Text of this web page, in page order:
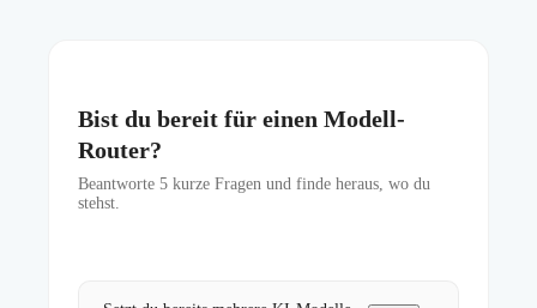
Bist du bereit für einen Modell-
Router?
Beantworte 5 kurze Fragen und finde heraus, wo du
stehst.